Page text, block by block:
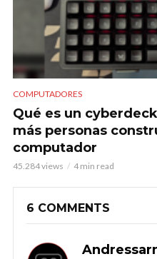
COMPUTADORES
Qué es un
más personas
computador
45.284 views 4 min read
6 COMMENTS